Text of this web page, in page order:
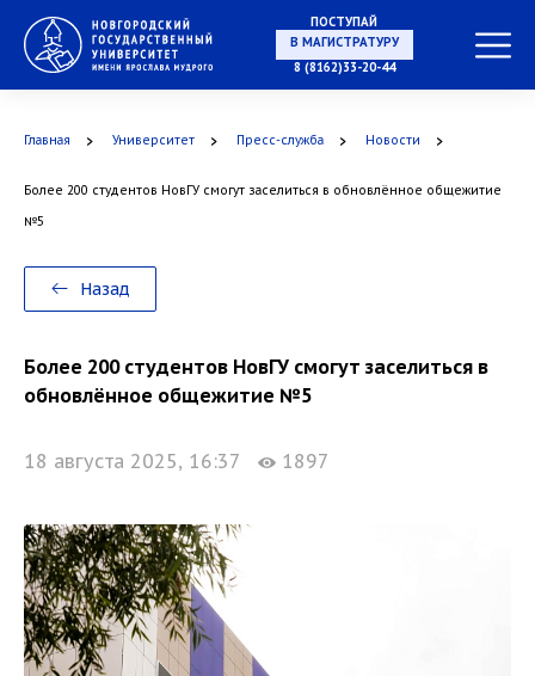
ПОСТУПАЙ
В МАГИСТРАТУРУ
8 (8162)33-20-44
Главная Университет Пресс-служба Новости
Более 200 студентов НовГУ смогут заселиться в обновлённое общежитие
№5
Назад
Более 200 студентов НовГУ смогут заселиться в
обновлённое общежитие №5
18 августа 2025, 16:37 1897